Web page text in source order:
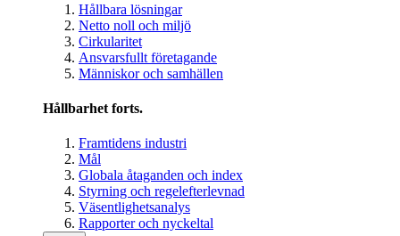
Hållbara lösningar
Netto noll och miljö
Cirkularitet
Ansvarsfullt företagande
Människor och samhällen
Hållbarhet forts.
Framtidens industri
Mål
Globala åtaganden och index
Styrning och regelefterlevnad
Väsentlighetsanalys
Rapporter och nyckeltal